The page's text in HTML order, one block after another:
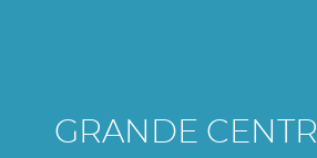
GRANDE